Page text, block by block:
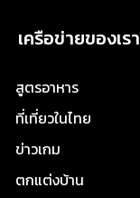
เครือข่ายของเรา
สูตรอาหาร
ที่เที่ยวในไทย
ข่าวเกม
ตกแต่งบ้าน